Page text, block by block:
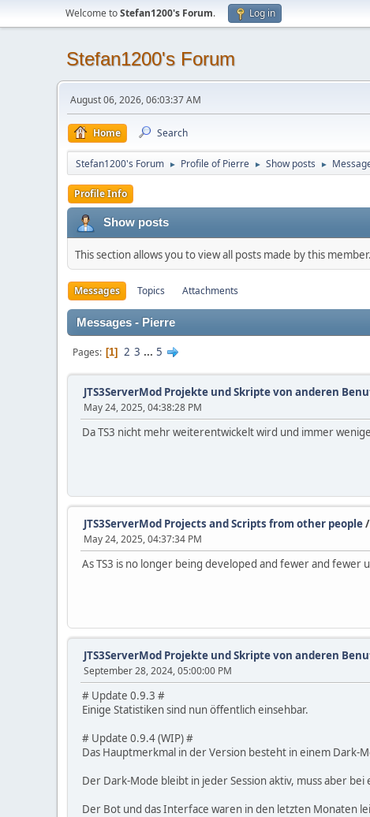
Welcome toStefan1200's Forum. Log in
Stefan1200's Forum
August 06, 2026, 06:03:37 AM
Home Search
Stefan1200's Forum ► Profile of Pierre ► Show posts ►
Profile Info
Show posts
This section allows you to view all posts made by this
Messages Topics Attachments
Messages - Pierre
Pages 1 2 3 ... 5
JTS3ServerMod Projekte und Skripte von anderen
May 24, 2025, 04:38:28 PM
Da TS3 nicht mehr weiterentwickelt wird und immer
JTS3ServerMod Projects and Scripts from other people/
May 24, 2025, 04:37:34 PM
As TS3 is no longer being developed and fewer and fewer
JTS3ServerMod Projekte und Skripte von anderen
September 28, 2024, 05:00:00 PM
# Update 0.9.3 #
Einige Statistiken sind nun öffentlich einsehbar.
# Update 0.9.4 (WIP) #
Das Hauptmerkmal in der Version besteht in einem Dark-
Der Dark-Mode bleibt in jeder Session aktiv, muss aber
Der Bot und das Interface waren in den letzten Monaten